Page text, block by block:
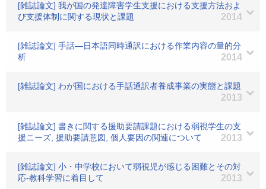
[雑誌論文] 我が国の発達障害学生支援における支援方法およ
び支援体制に関する現状と課題
2014
[雑誌論文] 手話―日本語同時通訳における作業内容の量的分
析
2014
[雑誌論文] わが国における手話通訳者養成事業の実態と課題
2013
[雑誌論文] 書きに関する援助要請課題における弱視学生の支
援ニーズ, 援助要請意図, 個人要因の関連について
2013
[雑誌論文] 小・中学校において弱視児が感じる困難とその対
応-教科学習に着目して
2013